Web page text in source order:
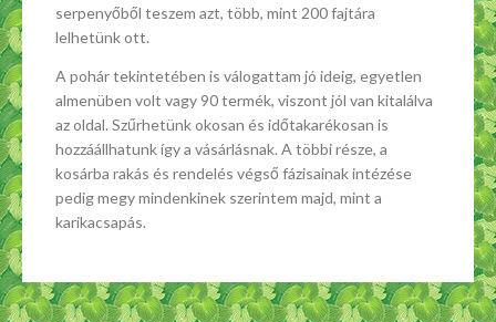
serpenyőből teszem azt, több, mint 200 fajtára
lelhetünk ott.
A pohár tekintetében is válogattam jó ideig, egyetlen
almenüben volt vagy 90 termék, viszont jól van kitalálva
az oldal. Szűrhetünk okosan és időtakarékosan is
hozzáállhatunk így a vásárlásnak. A többi része, a
kosárba rakás és rendelés végső fázisainak intézése
pedig megy mindenkinek szerintem majd, mint a
karikacsapás.